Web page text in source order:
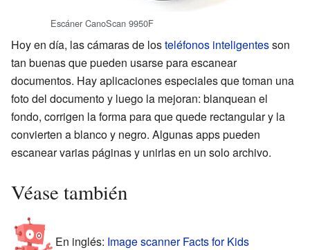
Escáner CanoScan 9950F
Hoy en día, las cámaras de losteléfonos inteligentesson
tan buenas que pueden usarse para escanear
documentos. Hay aplicaciones especiales que toman una
foto del documento y luego la mejoran: blanquean el
fondo, corrigen la forma para que quede rectangular y la
convierten a blanco y negro. Algunas apps pueden
escanear varias páginas y unirlas en un solo archivo.
Véase también
En inglés: Image scanner Facts for Kids